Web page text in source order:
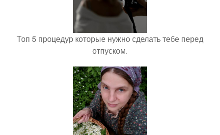
Топ 5 процедур которые нужно сделать тебе перед
отпуском.